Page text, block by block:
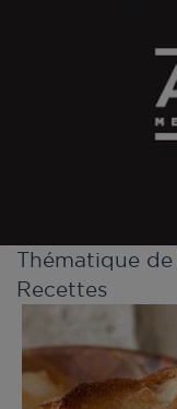
Thématique
Recettes